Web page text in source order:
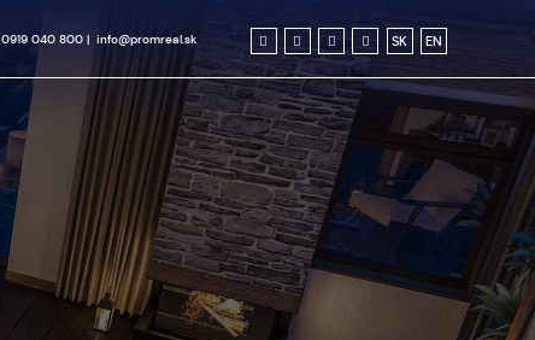
0919 040 800| info@promreal.sk SK EN